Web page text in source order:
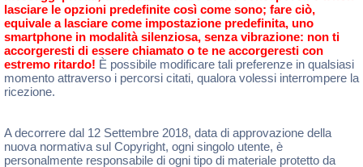
lasciare le opzioni predefinite così come sono; fare ciò,
equivale a lasciare come impostazione predefinita, uno
smartphone in modalità silenziosa, senza vibrazione: non ti
accorgeresti di essere chiamato o te ne accorgeresti con
estremo ritardo! È possibile modificare tali preferenze in qualsiasi
momento attraverso i percorsi citati, qualora volessi interrompere la
ricezione.
A decorrere dal 12 Settembre 2018, data di approvazione della
nuova normativa sul Copyright, ogni singolo utente, è
personalmente responsabile di ogni tipo di materiale protetto da